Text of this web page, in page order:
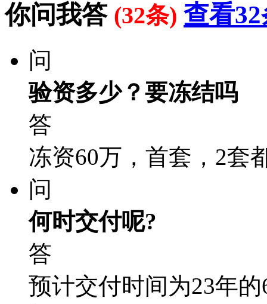
你问我答 (32条) 查看
问
验资多少？要冻结吗
答
冻资60万，首套，2套
问
何时交付呢?
答
预计交付时间为23年